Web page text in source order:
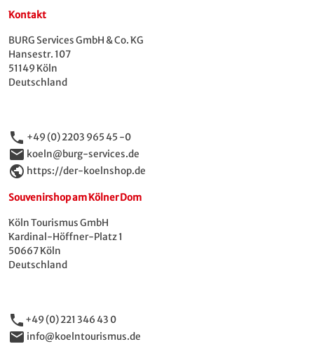
Kontakt
BURG Services GmbH & Co. KG
Hansestr. 107
51149 Köln
Deutschland
phone +49 (0) 2203 965 45 -0
email koeln@burg-services.de
public https://der-koelnshop.de
Souvenirshop am Kölner Dom
Köln Tourismus GmbH
Kardinal-Höffner-Platz 1
50667 Köln
Deutschland
phone +49 (0) 221 346 43 0
email info@koelntourismus.de